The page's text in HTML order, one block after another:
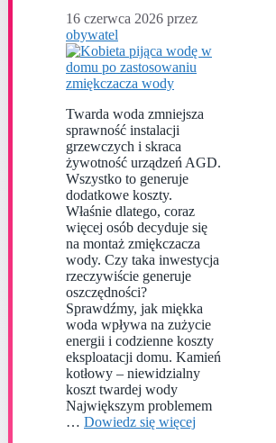
16 czerwca 2026 przez
obywatel
Twarda woda zmniejsza
sprawność instalacji
grzewczych i skraca
żywotność urządzeń AGD.
Wszystko to generuje
dodatkowe koszty.
Właśnie dlatego, coraz
więcej osób decyduje się
na montaż zmiękczacza
wody. Czy taka inwestycja
rzeczywiście generuje
oszczędności?
Sprawdźmy, jak miękka
woda wpływa na zużycie
energii i codzienne koszty
eksploatacji domu. Kamień
kotłowy – niewidzialny
koszt twardej wody
Największym problemem
… Dowiedz się więcej